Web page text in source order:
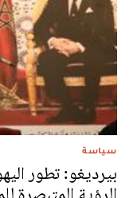
سياسة
بيرديغو: تطور